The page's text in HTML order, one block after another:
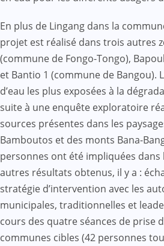
En plus de Lingang dans la
projet est réalisé dans trois autres
(commune de Fongo-Tongo),
et Bantio 1 (commune de Bangou).
d’eau les plus exposées à la
suite à une enquête exploratoire
sources présentes dans les
Bamboutos et des monts Bana-
personnes ont été impliquées dans
autres résultats obtenus, il y a :
stratégie d’intervention avec les
municipales, traditionnelles et
cours des quatre séances de prise
communes cibles (42 personnes